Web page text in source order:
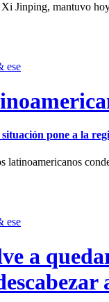
Jinping, mantuvo
ese
situación pone a la
latinoamericanos
ese
a